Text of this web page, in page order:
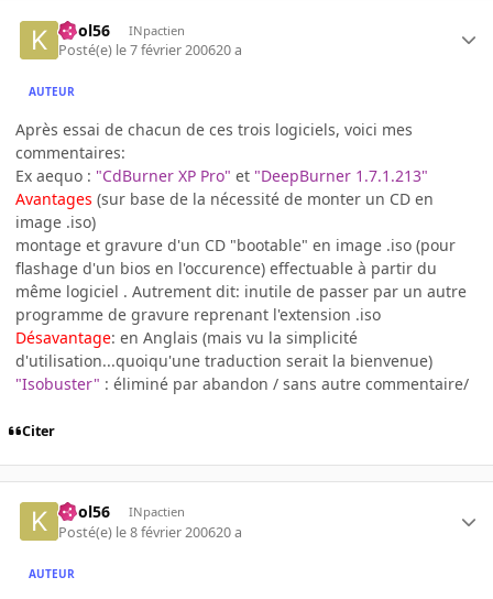
kool56 INpactien
Posté(e) le 7 février 200620 a
AUTEUR
Après essai de chacun de ces trois logiciels, voici mes
commentaires:
Ex aequo : "CdBurner XP Pro" et "DeepBurner 1.7.1.213"
Avantages (sur base de la nécessité de monter un CD en
image .iso)
montage et gravure d'un CD "bootable" en image .iso (pour
flashage d'un bios en l'occurence) effectuable à partir du
même logiciel . Autrement dit: inutile de passer par un autre
programme de gravure reprenant l'extension .iso
Désavantage: en Anglais (mais vu la simplicité
d'utilisation...quoiqu'une traduction serait la bienvenue)
"Isobuster" : éliminé par abandon / sans autre commentaire/
Citer
kool56 INpactien
Posté(e) le 8 février 200620 a
AUTEUR